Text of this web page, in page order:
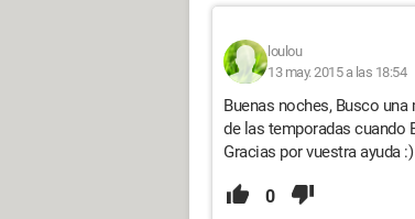
loulou
13 may. 2015 a las 18:54
Buenas noches, Busco
de las temporadas cuando
Gracias por vuestra ayuda :)
0